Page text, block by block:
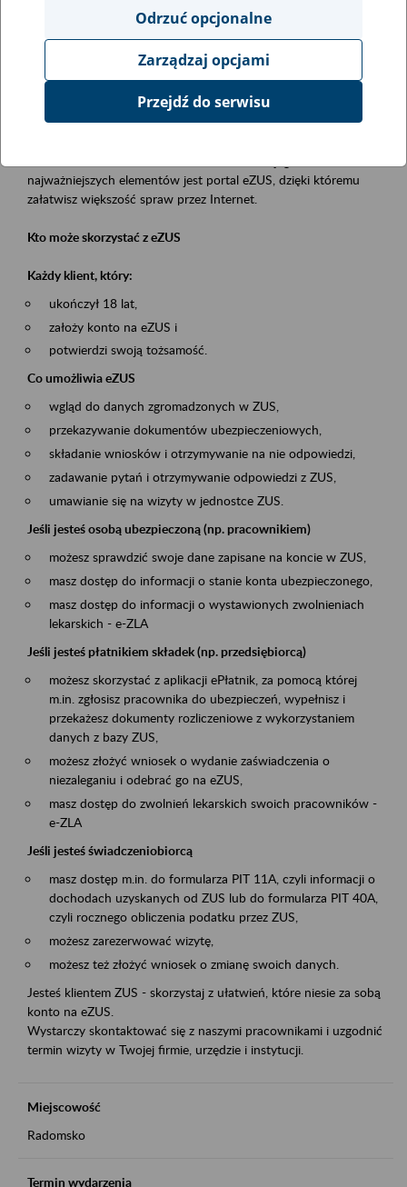
Obszar merytoryczny
obsługa klientów
Opis wydarzenia
Platforma Usług Elektronicznych eZUS
najważniejszych elementów jest portal eZUS, dzięki któremu
załatwisz większość spraw przez Internet.
Kto może skorzystać z eZUS
Każdy klient, który:
ukończył 18 lat,
założy konto na eZUS i
potwierdzi swoją tożsamość.
Co umożliwia eZUS
wgląd do danych zgromadzonych w ZUS,
przekazywanie dokumentów ubezpieczeniowych,
składanie wniosków i otrzymywanie na nie odpowiedzi,
zadawanie pytań i otrzymywanie odpowiedzi z ZUS,
umawianie się na wizyty w jednostce ZUS.
Jeśli jesteś osobą ubezpieczoną (np. pracownikiem)
możesz sprawdzić swoje dane zapisane na koncie w ZUS,
masz dostęp do informacji o stanie konta ubezpieczonego,
masz dostęp do informacji o wystawionych zwolnieniach
lekarskich - e-ZLA
Jeśli jesteś płatnikiem składek (np. przedsiębiorcą)
możesz skorzystać z aplikacji ePłatnik, za pomocą której
m.in. zgłosisz pracownika do ubezpieczeń, wypełnisz i
przekażesz dokumenty rozliczeniowe z wykorzystaniem
danych z bazy ZUS,
możesz złożyć wniosek o wydanie zaświadczenia o
niezaleganiu i odebrać go na eZUS,
masz dostęp do zwolnień lekarskich swoich pracowników -
e-ZLA
Jeśli jesteś świadczeniobiorcą
masz dostęp m.in. do formularza PIT 11A, czyli informacji o
dochodach uzyskanych od ZUS lub do formularza PIT 40A,
czyli rocznego obliczenia podatku przez ZUS,
możesz zarezerwować wizytę,
możesz też złożyć wniosek o zmianę swoich danych.
Jesteś klientem ZUS - skorzystaj z ułatwień, które niesie za sobą
konto na eZUS.
Wystarczy skontaktować się z naszymi pracownikami i uzgodnić
termin wizyty w Twojej firmie, urzędzie i instytucji.
Miejscowość
Radomsko
Termin wydarzenia
Odrzuć opcjonalne
Zarządzaj opcjami
Przejdź do serwisu